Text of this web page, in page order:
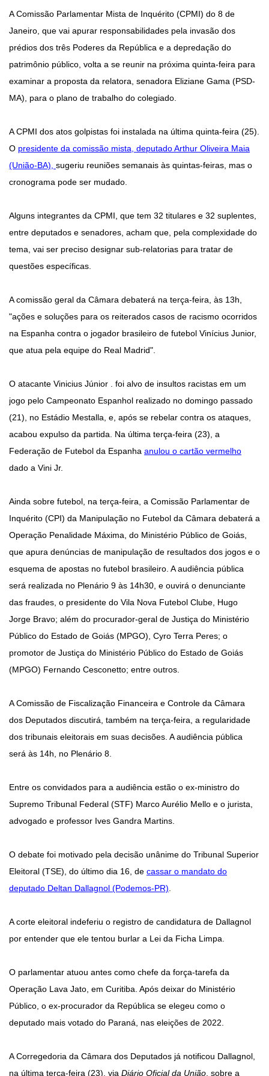
A Comissão Parlamentar Mista de Inquérito (CPMI) do 8 de
Janeiro, que vai apurar responsabilidades pela invasão dos
prédios dos três Poderes da República e a depredação do
patrimônio público, volta a se reunir na próxima quinta-feira para
examinar a proposta da relatora, senadora Eliziane Gama (PSD-
MA), para o plano de trabalho do colegiado.
A CPMI dos atos golpistas foi instalada na última quinta-feira (25).
O presidente da comissão mista, deputado Arthur Oliveira Maia
(União-BA), sugeriu reuniões semanais às quintas-feiras, mas o
cronograma pode ser mudado.
Alguns integrantes da CPMI, que tem 32 titulares e 32 suplentes,
entre deputados e senadores, acham que, pela complexidade do
tema, vai ser preciso designar sub-relatorias para tratar de
questões específicas.
A comissão geral da Câmara debaterá na terça-feira, às 13h,
"ações e soluções para os reiterados casos de racismo ocorridos
na Espanha contra o jogador brasileiro de futebol Vinícius Junior,
que atua pela equipe do Real Madrid".
O atacante Vinicius Júnior . foi alvo de insultos racistas em um
jogo pelo Campeonato Espanhol realizado no domingo passado
(21), no Estádio Mestalla, e, após se rebelar contra os ataques,
acabou expulso da partida. Na última terça-feira (23), a
Federação de Futebol da Espanha anulou o cartão vermelho
dado a Vini Jr.
Ainda sobre futebol, na terça-feira, a Comissão Parlamentar de
Inquérito (CPI) da Manipulação no Futebol da Câmara debaterá a
Operação Penalidade Máxima, do Ministério Público de Goiás,
que apura denúncias de manipulação de resultados dos jogos e o
esquema de apostas no futebol brasileiro. A audiência pública
será realizada no Plenário 9 às 14h30, e ouvirá o denunciante
das fraudes, o presidente do Vila Nova Futebol Clube, Hugo
Jorge Bravo; além do procurador-geral de Justiça do Ministério
Público do Estado de Goiás (MPGO), Cyro Terra Peres; o
promotor de Justiça do Ministério Público do Estado de Goiás
(MPGO) Fernando Cesconetto; entre outros.
A Comissão de Fiscalização Financeira e Controle da Câmara
dos Deputados discutirá, também na terça-feira, a regularidade
dos tribunais eleitorais em suas decisões. A audiência pública
será às 14h, no Plenário 8.
Entre os convidados para a audiência estão o ex-ministro do
Supremo Tribunal Federal (STF) Marco Aurélio Mello e o jurista,
advogado e professor Ives Gandra Martins.
O debate foi motivado pela decisão unânime do Tribunal Superior
Eleitoral (TSE), do último dia 16, de cassar o mandato do
deputado Deltan Dallagnol (Podemos-PR).
A corte eleitoral indeferiu o registro de candidatura de Dallagnol
por entender que ele tentou burlar a Lei da Ficha Limpa.
O parlamentar atuou antes como chefe da força-tarefa da
Operação Lava Jato, em Curitiba. Após deixar do Ministério
Público, o ex-procurador da República se elegeu como o
deputado mais votado do Paraná, nas eleições de 2022.
A Corregedoria da Câmara dos Deputados já notificou Dallagnol,
na última terça-feira (23), via Diário Oficial da União, sobre a